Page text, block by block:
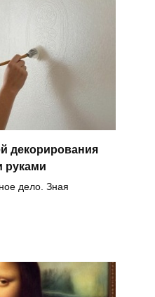
декорирования
руками
дело. Зная